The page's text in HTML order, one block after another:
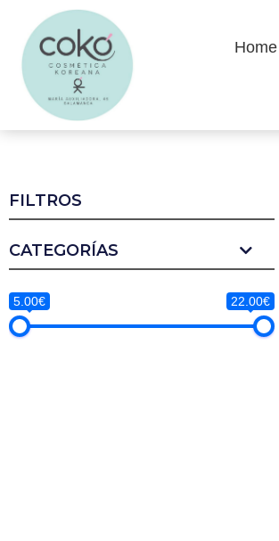
Home
FILTROS
CATEGORÍAS
5.00€ 22.00€